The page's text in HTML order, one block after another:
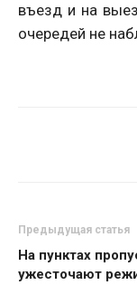
въезд и на
очередей не
Предыдущая статья
На пунктах
ужесточают